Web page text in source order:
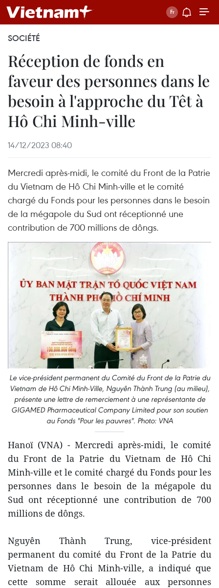
SOCIÉTÉ
Réception de fonds en
faveur des personnes dans le
besoin à l'approche du Têt à
Hô Chi Minh-ville
14/12/2023 08:40
Mercredi après-midi, le comité du Front de la Patrie
du Vietnam de Hô Chi Minh-ville et le comité
chargé du Fonds pour les personnes dans le besoin
de la mégapole du Sud ont réceptionné une
contribution de 700 millions de dôngs.
Le vice-président permanent du Comité du Front de la Patrie du
Vietnam de Hô Chi Minh-Ville, Nguyên Thành Trung (au milieu),
présente une lettre de remerciement à une représentante de
GIGAMED Pharmaceutical Company Limited pour son soutien
au Fonds "Pour les pauvres". Photo: VNA
Hanoï (VNA) - Mercredi après-midi, le comité
du Front de la Patrie du Vietnam de Hô Chi
Minh-ville et le comité chargé du Fonds pour les
personnes dans le besoin de la mégapole du
Sud ont réceptionné une contribution de 700
millions de dôngs.
Nguyên Thành Trung, vice-président
permanent du comité du Front de la Patrie du
Vietnam de Hô Chi Minh-ville, a indiqué que
cette somme serait allouée aux personnes